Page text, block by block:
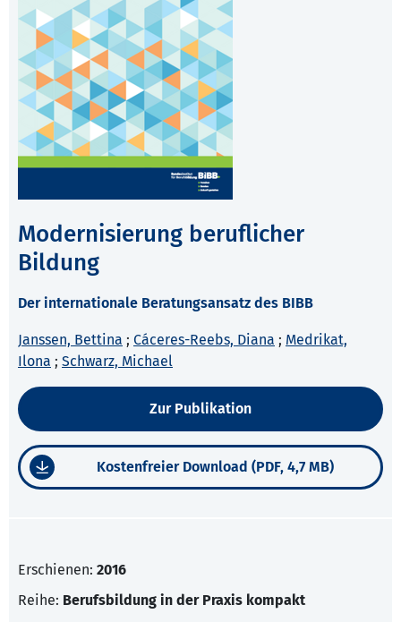
Modernisierung beruflicher
Bildung
Der internationale Beratungsansatz des BIBB
Janssen, Bettina ; Cáceres-Reebs, Diana ; Medrikat,
Ilona ; Schwarz, Michael
Zur Publikation
Kostenfreier Download (PDF, 4,7 MB)
Erschienen: 2016
Reihe: Berufsbildung in der Praxis kompakt